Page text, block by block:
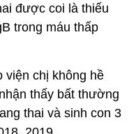
được coi là thiếu
trong máu thấp
viện chị không hề
thấy bất thường
thai và sinh con 3